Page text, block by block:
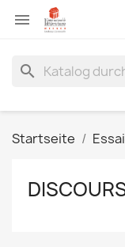

search
Startseite